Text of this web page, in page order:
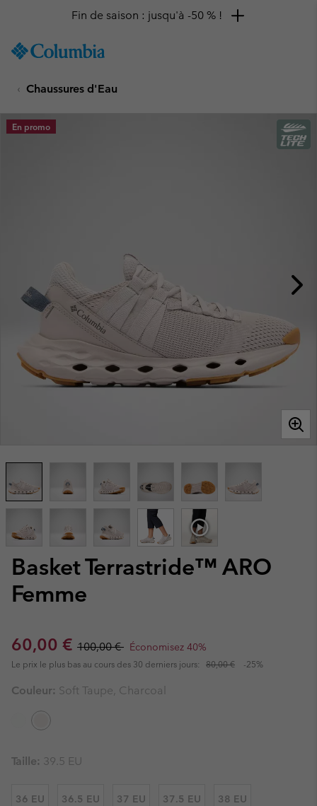
TO
SKIP
MAIN
NAV
Fin de saison : jusqu'à -50 % !
Chaussures d'Eau
Basket Terrastride™ ARO
Femme
Sale price:
60,00 € Regular price:
100,00 € Économisez 40%
Le prix le plus bas au cours des 30 derniers jours: 80,00 € -25%
En promo
Couleur: Soft Taupe, Charcoal
Taille: 39.5 EU
36 EU 36.5 EU 37 EU 37.5 EU 38 EU